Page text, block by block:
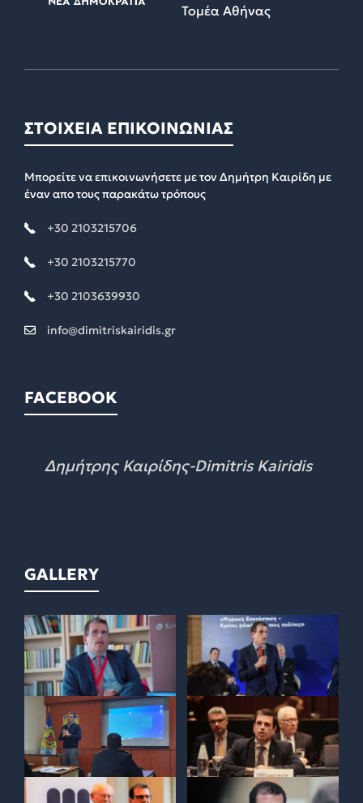
Τομέα Αθήνας
ΣΤΟΙΧΕΙΑ ΕΠΙΚΟΙΝΩΝΙΑΣ
Μπορείτε να επικοινωνήσετε με τον Δημήτρη Καιρίδη με
έναν απο τους παρακάτω τρόπους
+30 2103215706
+30 2103215770
+30 2103639930
info@dimitriskairidis.gr
FACEBOOK
Δημήτρης Καιρίδης-Dimitris Kairidis
GALLERY